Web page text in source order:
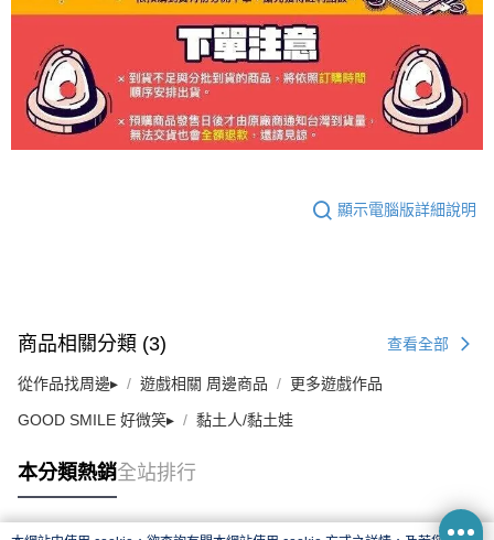
顯示電腦版詳細說明
商品相關分類 (3) 查看全部
從作品找周邊▸ 遊戲相關 周邊商品 更多遊戲作品
GOOD SMILE 好微笑▸ 黏土人/黏土娃
本分類熱銷全站排行